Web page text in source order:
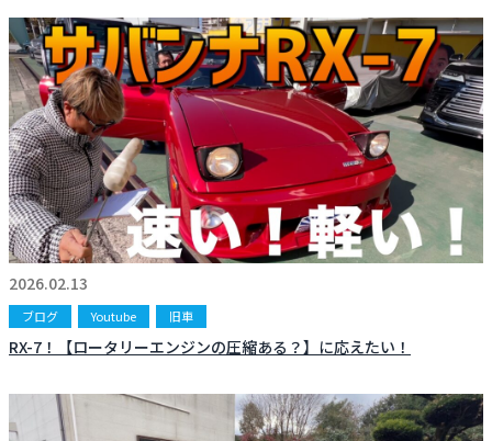
RECRUIT
求人情報
STAFF
スタッフ
COMPANY
会社概要
BLOG
お知らせ
2026.02.13
ブログ Youtube 旧車
RX-7！【ロータリーエンジンの圧縮ある？】に応えたい！